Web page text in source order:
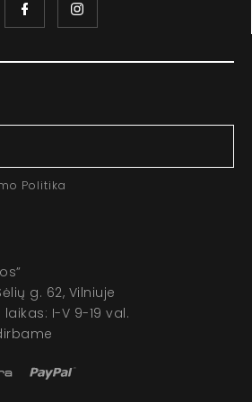
Politika
g. 62, Vilniuje
I-V 9-19 val.